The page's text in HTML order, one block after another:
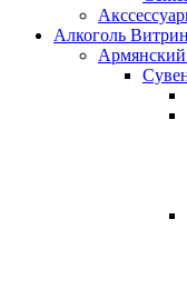
Алкоголь